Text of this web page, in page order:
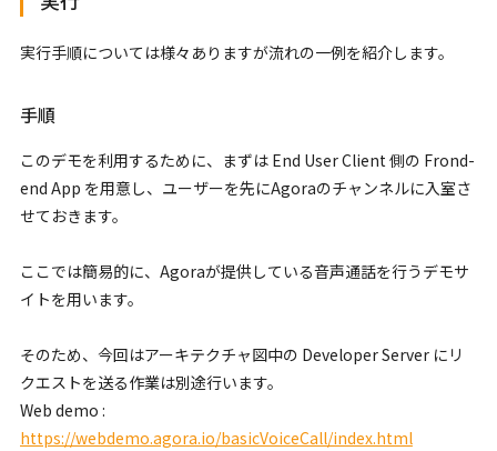
実行手順については様々ありますが流れの一例を紹介します。
手順
このデモを利用するために、まずは End User Client 側の Frond-
end App を用意し、ユーザーを先にAgoraのチャンネルに入室さ
せておきます。
ここでは簡易的に、Agoraが提供している音声通話を行うデモサ
イトを用います。
そのため、今回はアーキテクチャ図中の Developer Server にリ
クエストを送る作業は別途行います。
Web demo :
https://webdemo.agora.io/basicVoiceCall/index.html